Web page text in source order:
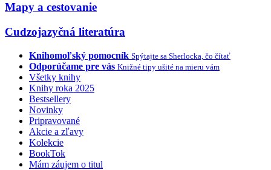
Mapy a cestovanie
Cudzojazyčná literatúra
Knihomoľský pomocník Spýtajte sa Sherlocka, čo čítať
Odporúčame pre vás Knižné tipy ušité na mieru vám
Všetky knihy
Knihy roka 2025
Bestsellery
Novinky
Pripravované
Akcie a zľavy
Kolekcie
BookTok
Mám záujem o titul